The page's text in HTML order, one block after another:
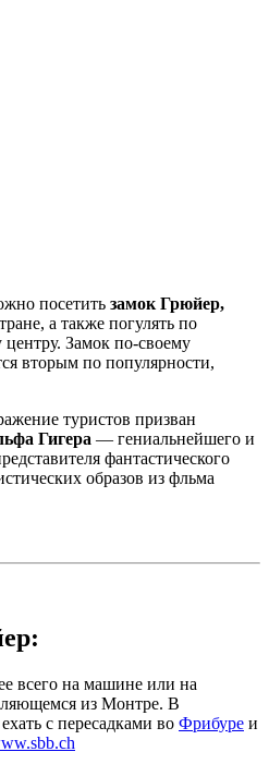
посетить замок Грюйер,
а также погулять по
Замок по-своему
вторым по популярности,
туристов призван
Гигера — гениальнейшего и
фантастического
образов из фльма
всего на машине или на
из Монтре. В
с пересадками во Фрибуре и